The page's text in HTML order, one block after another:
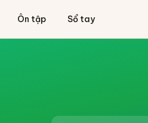
Ôn tập Sổ tay